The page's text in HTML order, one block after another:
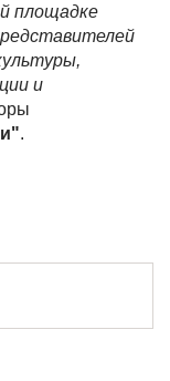
площадке
и
.